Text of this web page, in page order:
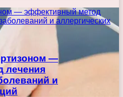
— эффективный метод
и аллергических
—
лечения
и